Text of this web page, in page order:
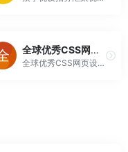
全球优秀CSS网页设计奖提名网
全球优秀CSS网页设计奖提名网